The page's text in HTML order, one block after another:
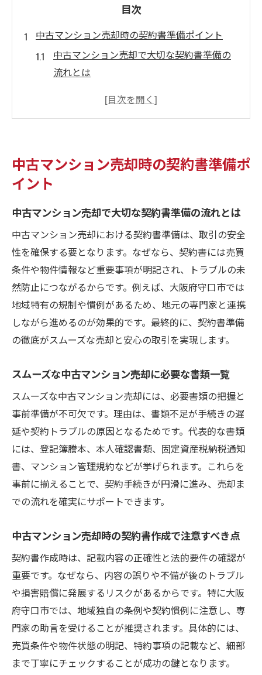
目次
中古マンション売却時の契約書準備ポイント
中古マンション売却で大切な契約書準備の
流れとは
スムーズな中古マンション売却に必要な書
中古マンション売却前に押さえるべき契約
中古マンション売却成功に導く事前準備の
コツ
契約書不備を防ぐ中古マンション売却の手
順
中古マンション売却契約書の受け取り時期
を解説
売却契約書を受け取る適切なタイミングと
中古マンション売却で契約書を受け取る前
の確認事項
安心して中古マンション売却を進める契約
書の扱い方
契約書受領時に押さえるべき中古マンショ
ン売却ポイント
中古マンション売却契約書の署名と受け取
りの注意
中古マンション売却に必要な書類を一覧で
チェック
中古マンション売却時の各種書類取得の手
順と注意
効率的な中古マンション売却書類の集め方
を伝授
中古マンション売却書類の取得先とポイン
中古マンション売却時の契約書準備ポ
イント
中古マンション売却で大切な契約書準備の流れとは
中古マンション売却における契約書準備は、取引の安全
性を確保する要となります。なぜなら、契約書には売買
条件や物件情報など重要事項が明記され、トラブルの未
然防止につながるからです。例えば、大阪府守口市では
地域特有の規制や慣例があるため、地元の専門家と連携
しながら進めるのが効果的です。最終的に、契約書準備
の徹底がスムーズな売却と安心の取引を実現します。
スムーズな中古マンション売却に必要な書類一覧
スムーズな中古マンション売却には、必要書類の把握と
事前準備が不可欠です。理由は、書類不足が手続きの遅
延や契約トラブルの原因となるためです。代表的な書類
には、登記簿謄本、本人確認書類、固定資産税納税通知
書、マンション管理規約などが挙げられます。これらを
事前に揃えることで、契約手続きが円滑に進み、売却ま
での流れを確実にサポートできます。
中古マンション売却時の契約書作成で注意すべき点
契約書作成時は、記載内容の正確性と法的要件の確認が
重要です。なぜなら、内容の誤りや不備が後のトラブル
や損害賠償に発展するリスクがあるからです。特に大阪
府守口市では、地域独自の条例や契約慣例に注意し、専
門家の助言を受けることが推奨されます。具体的には、
売買条件や物件状態の明記、特約事項の記載など、細部
まで丁寧にチェックすることが成功の鍵となります。